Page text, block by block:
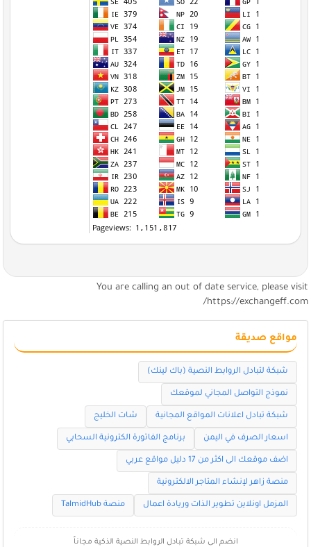
You are calling an out of date service, please visit
https://exchangeff.com/
مواقع صديقة
شبكة لتبادل الروابط النصية (باك لينك)
نموذج التواصل المجاني لموقعك
شبكة تبادل اعلانات المواقع المجانية شات الخليج
اسعار الصرف في اليمن برنامج الفاتورة الكترونية السحابي
اضف موقعك الى اكثر من 17 دليل مواقع عربي
منصة زاهر لإنشاء المتاجر الالكترونية
المزمل اونلاين تطوير الذات وريادة اعمال منصة TalmidHub
انضم الى شبكة تبادل الروابط النصية الذكية مجاناً